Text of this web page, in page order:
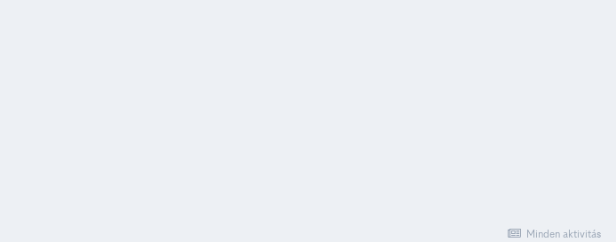
Minden aktivitás